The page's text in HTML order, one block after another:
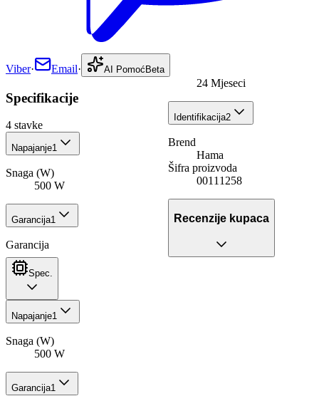
Viber· Email· AI Pomoć Beta
Specifikacije
4 stavke
Napajanje1
Snaga (W)
500 W
Garancija1
Garancija
24 Mjeseci
Identifikacija2
Brend
Hama
Šifra proizvoda
00111258
Recenzije kupaca
Spec.
Napajanje1
Snaga (W)
500 W
Garancija1